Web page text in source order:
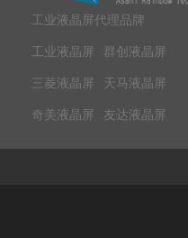
工业液晶屏代理品牌
工业液晶屏 群创液晶屏
三菱液晶屏 天马液晶屏
奇美液晶屏 友达液晶屏